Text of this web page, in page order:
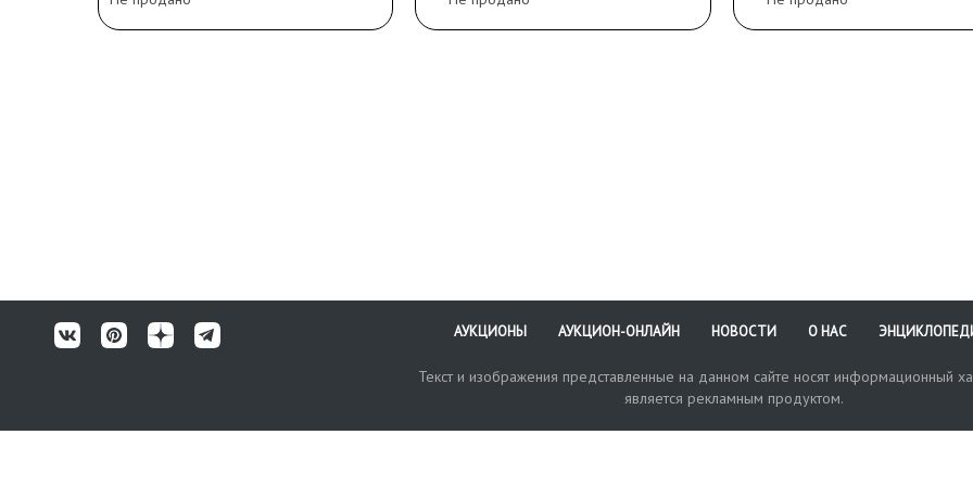
АУКЦИОНЫ АУКЦИОН-ОНЛАЙН НОВОСТИ О НАС
Текст и изображения представленные на данном сайте носят информационный
является рекламным продуктом.